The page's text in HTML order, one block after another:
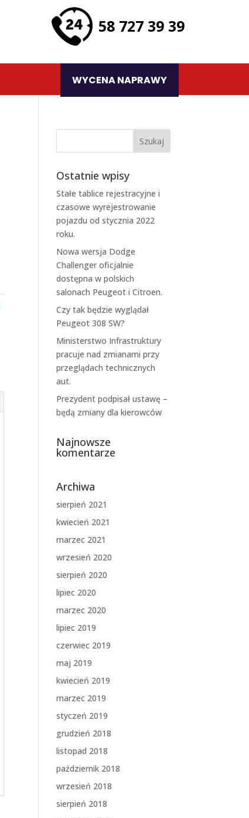
58 727 39 39
WYCENA NAPRAWY
Ostatnie wpisy
Stałe tablice rejestracyjne i
czasowe wyrejestrowanie
pojazdu od stycznia 2022
roku.
Nowa wersja Dodge
Challenger oficjalnie
dostępna w polskich
salonach Peugeot i Citroen.
Czy tak będzie wyglądał
Peugeot 308 SW?
Ministerstwo Infrastruktury
pracuje nad zmianami przy
przeglądach technicznych
aut.
Prezydent podpisał ustawę –
będą zmiany dla kierowców
Najnowsze
komentarze
Archiwa
sierpień 2021
kwiecień 2021
marzec 2021
wrzesień 2020
sierpień 2020
lipiec 2020
marzec 2020
lipiec 2019
czerwiec 2019
maj 2019
kwiecień 2019
marzec 2019
styczeń 2019
grudzień 2018
listopad 2018
październik 2018
wrzesień 2018
sierpień 2018